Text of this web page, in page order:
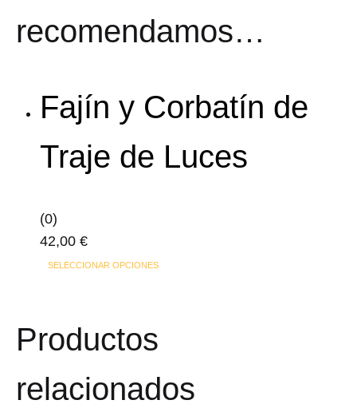
recomendamos…
Fajín y Corbatín de
Traje de Luces
(0)
42,00 €
SELECCIONAR OPCIONESEste
Las
opciones
Productos
relacionados